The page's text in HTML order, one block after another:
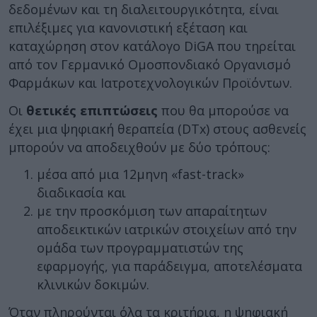
δεδομένων και τη διαλειτουργικότητα, είναι
επιλέξιμες για κανονιστική εξέταση και
καταχώρηση στον κατάλογο DiGA που τηρείται
από τον Γερμανικό Ομοσπονδιακό Οργανισμό
Φαρμάκων και Ιατροτεχνολογικών Προϊόντων.
Οι θετικές επιπτώσεις που θα μπορούσε να
έχει μια ψηφιακή θεραπεία (DTx) στους ασθενείς
μπορούν να αποδειχθούν με δύο τρόπους:
μέσα από μια 12μηνη «fast-track»
διαδικασία και
με την προσκόμιση των απαραίτητων
αποδεικτικών ιατρικών στοιχείων από την
ομάδα των προγραμματιστών της
εφαρμογής, για παράδειγμα, αποτελέσματα
κλινικών δοκιμών.
Όταν πληρούνται όλα τα κριτήρια, η ψηφιακή